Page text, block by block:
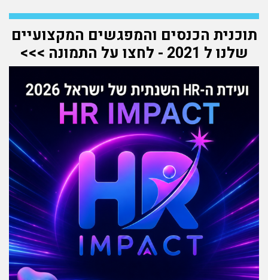
תוכנית הכנסים והמפגשים המקצועיים
שלנו ל 2021 - לחצו על התמונה >>>